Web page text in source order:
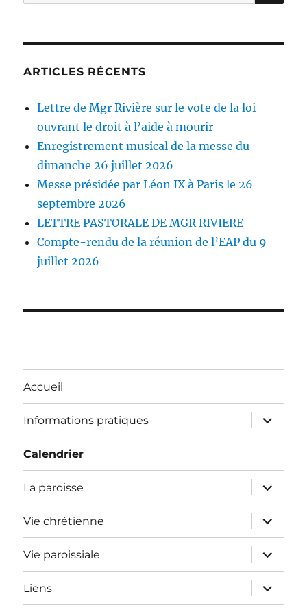
pour :
ARTICLES RÉCENTS
Lettre de Mgr Rivière sur le vote de la loi
ouvrant le droit à l’aide à mourir
Enregistrement musical de la messe du
dimanche 26 juillet 2026
Messe présidée par Léon IX à Paris le 26
septembre 2026
LETTRE PASTORALE DE MGR RIVIERE
Compte-rendu de la réunion de l’EAP du 9
juillet 2026
Accueil
Informations pratiques
ouvrir
le
sous-
Calendrier
La paroisse
ouvrir
le
sous-
menu
Vie chrétienne
ouvrir
le
sous-
menu
Vie paroissiale
ouvrir
le
sous-
menu
Liens
ouvrir
le
sous-